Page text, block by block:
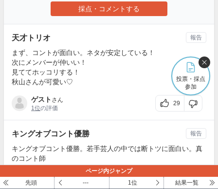
採点・コメントする
天才トリオ
まず、コントが面白い。ネタが安定している！
次にメンバーが仲いい！
見ててホッコリする！
秋山さんが可愛い♡
ゲスト さん
1位の評価
29
報告
キングオブコント優勝
キングオブコント優勝。若手芸人の中では断トツに面白い。真
のコント師
こくじんさん
1位
の評価
26
報告
投票・採点
参加
ページ内ジャンプ
先頭
--- 1位 結果一覧